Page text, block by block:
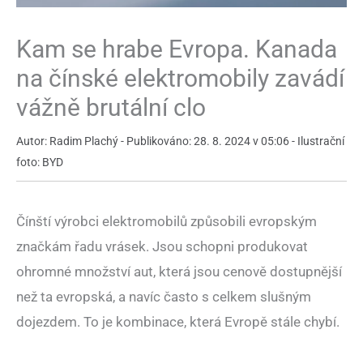
Kam se hrabe Evropa. Kanada
na čínské elektromobily zavádí
vážně brutální clo
Autor: Radim Plachý - Publikováno: 28. 8. 2024 v 05:06 - Ilustrační
foto: BYD
Čínští výrobci elektromobilů způsobili evropským
značkám řadu vrásek. Jsou schopni produkovat
ohromné množství aut, která jsou cenově dostupnější
než ta evropská, a navíc často s celkem slušným
dojezdem. To je kombinace, která Evropě stále chybí.